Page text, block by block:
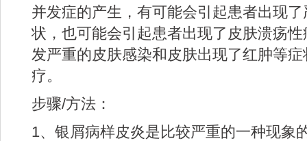
并发症的产生，有可能会引起患者出现
状，也可能会引起患者出现了皮肤溃疡
发严重的皮肤感染和皮肤出现了红肿等
疗。
步骤/方法：
1、银屑病样皮炎是比较严重的一种现象